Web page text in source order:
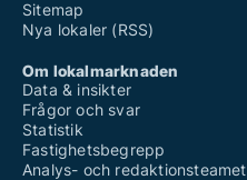
Sitemap
Nya lokaler (RSS)
Om lokalmarknaden
Data & insikter
Frågor och svar
Statistik
Fastighetsbegrepp
Analys- och redaktionsteamet